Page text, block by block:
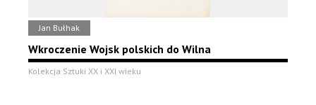
Jan Bułhak
Wkroczenie Wojsk polskich do Wilna
Kolekcja Sztuki XX i XXI wieku